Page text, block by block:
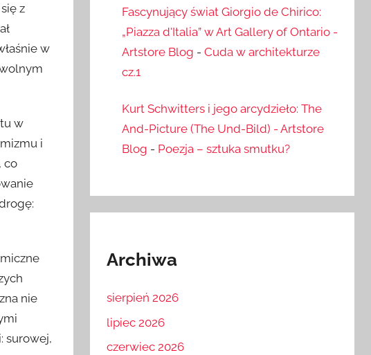
z
w
w
i
co
nie
surowej,
Fascynujący świat Giorgio de Chirico:
„Piazza d'Italia” w Art Gallery of Ontario -
Artstore Blog - Cuda w architekturze
cz.1
Kurt Schwitters i jego arcydzieło: The
And-Picture (The Und-Bild) - Artstore
Blog - Poezja – sztuka smutku?
Archiwa
sierpień 2026
lipiec 2026
czerwiec 2026